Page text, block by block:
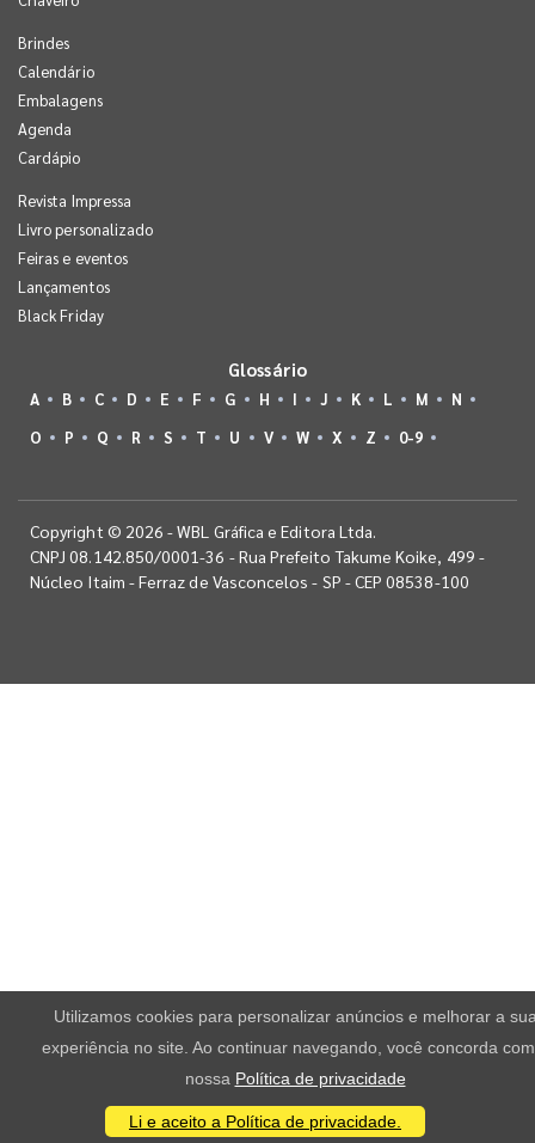
Brindes
Calendário
Embalagens
Agenda
Cardápio
Revista Impressa
Livro personalizado
Feiras e eventos
Lançamentos
Black Friday
Glossário
A B C D E F G H I J K L M
N
O
P Q R S T U V W X Z 0-9
Copyright © 2026 - WBL Gráfica e Editora Ltda.
CNPJ 08.142.850/0001-36 - Rua Prefeito Takume Koike, 499 -
Núcleo Itaim - Ferraz de Vasconcelos - SP - CEP 08538-100
Utilizamos cookies para personalizar anúncios e melhorar a
experiência no site. Ao continuar navegando, você concorda
nossa Política de privacidade
Li e aceito a Política de privacidade.